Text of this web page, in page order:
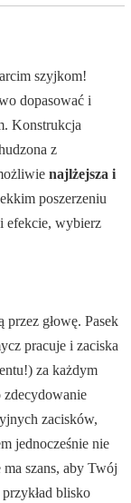
szyjkom!
dopasować i
Konstrukcja
z
najlżejsza i
poszerzeniu
efekcie, wybierz
przez głowę. Pasek
pracuje i zaciska
za każdym
zdecydowanie
zacisków,
jednocześnie nie
szans, aby Twój
blisko